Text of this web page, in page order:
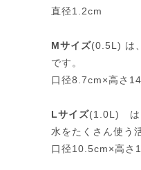
直径1.2cm
Mサイズ(0.5L) は
です。
口径8.7cm×高さ
Lサイズ(1.0L) は
水をたくさん使う
口径10.5cm×高さ